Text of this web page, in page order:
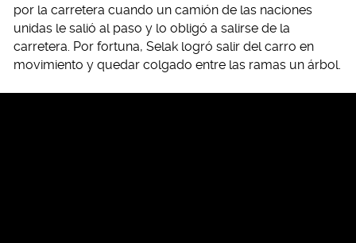
por la carretera cuando un camión de las naciones
unidas le salió al paso y lo obligó a salirse de la
carretera. Por fortuna, Selak logró salir del carro en
movimiento y quedar colgado entre las ramas un árbol.